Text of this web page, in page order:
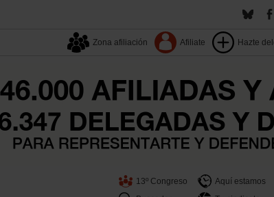
Zona afiliación Afiliate Hazte
13º Congreso Aquí estamos